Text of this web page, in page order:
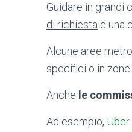
Guidare in grandi
di richiesta e una
Alcune aree
specifici o in zone
Anche le
Ad esempio,